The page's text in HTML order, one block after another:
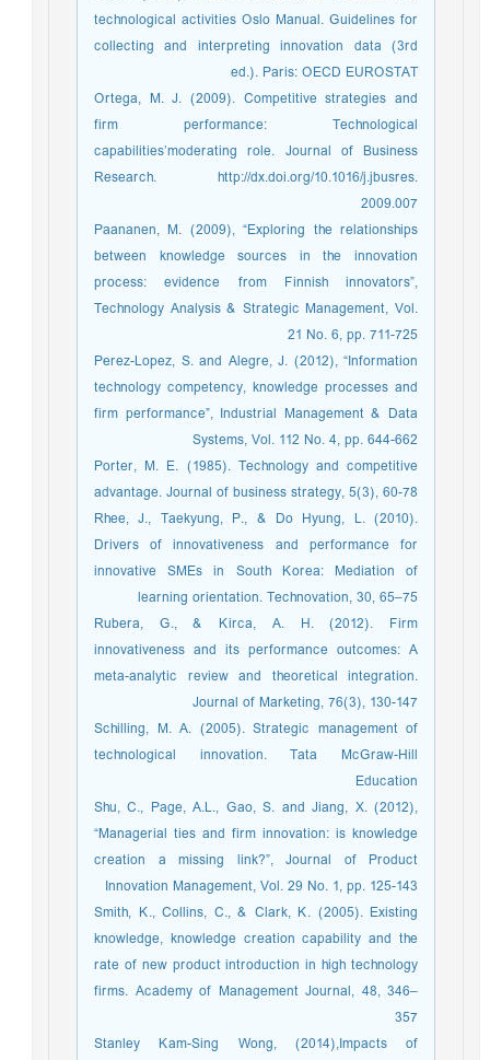
technological activities Oslo Manual. Guidelines for
collecting and interpreting innovation data (3rd
ed.). Paris: OECD EUROSTAT
Ortega, M. J. (2009). Competitive strategies and
firm performance: Technological
capabilities’moderating role. Journal of Business
Research. http://dx.doi.org/10.1016/j.jbusres.
2009.007
Paananen, M. (2009), “Exploring the relationships
between knowledge sources in the innovation
process: evidence from Finnish innovators”,
Technology Analysis & Strategic Management, Vol.
21 No. 6, pp. 711-725
Perez-Lopez, S. and Alegre, J. (2012), “Information
technology competency, knowledge processes and
firm performance”, Industrial Management & Data
Systems, Vol. 112 No. 4, pp. 644-662
Porter, M. E. (1985). Technology and competitive
advantage. Journal of business strategy, 5(3), 60-78
Rhee, J., Taekyung, P., & Do Hyung, L. (2010).
Drivers of innovativeness and performance for
innovative SMEs in South Korea: Mediation of
learning orientation. Technovation, 30, 65–75
Rubera, G., & Kirca, A. H. (2012). Firm
innovativeness and its performance outcomes: A
meta-analytic review and theoretical integration.
Journal of Marketing, 76(3), 130-147
Schilling, M. A. (2005). Strategic management of
technological innovation. Tata McGraw-Hill
Education
Shu, C., Page, A.L., Gao, S. and Jiang, X. (2012),
“Managerial ties and firm innovation: is knowledge
creation a missing link?”, Journal of Product
Innovation Management, Vol. 29 No. 1, pp. 125-143
Smith, K., Collins, C., & Clark, K. (2005). Existing
knowledge, knowledge creation capability and the
rate of new product introduction in high technology
firms. Academy of Management Journal, 48, 346–
357
Stanley Kam-Sing Wong, (2014),Impacts of